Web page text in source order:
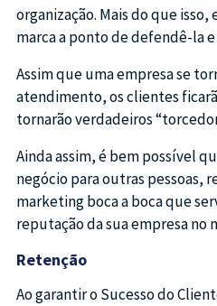
organização. Mais do que isso,
marca a ponto de defendê-la
Assim que uma empresa se
atendimento, os clientes
tornarão verdadeiros
Ainda assim, é bem possível
negócio para outras pessoas,
marketing boca a boca que
reputação da sua empresa no
Retenção
Ao garantir o Sucesso do